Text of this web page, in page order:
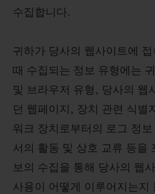
수집합니다.
귀하가 당사의 웹사이트에
때 수집되는 정보 유형에는
및 브라우저 유형, 당사의 웹
던 웹페이지, 장치 관련 식별
워크 장치로부터의 로그 정보
서의 활동 및 상호 교류 등을
보의 수집을 통해 당사의 웹
사용이 어떻게 이루어지는지